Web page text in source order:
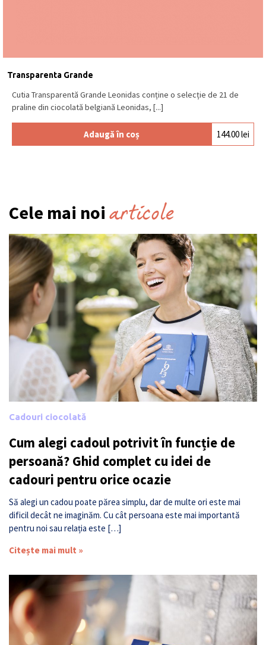
Transparenta Grande
Cutia Transparentă Grande Leonidas conține o selecție de 21 de
praline din ciocolată belgiană Leonidas, [...]
Adaugă în coș 144.00lei
Cele mai noi articole
Cadouri ciocolată
Cum alegi cadoul potrivit în funcție de
persoană? Ghid complet cu idei de
cadouri pentru orice ocazie
Să alegi un cadou poate părea simplu, dar de multe ori este mai
dificil decât ne imaginăm. Cu cât persoana este mai importantă
pentru noi sau relația este […]
Citește mai mult »